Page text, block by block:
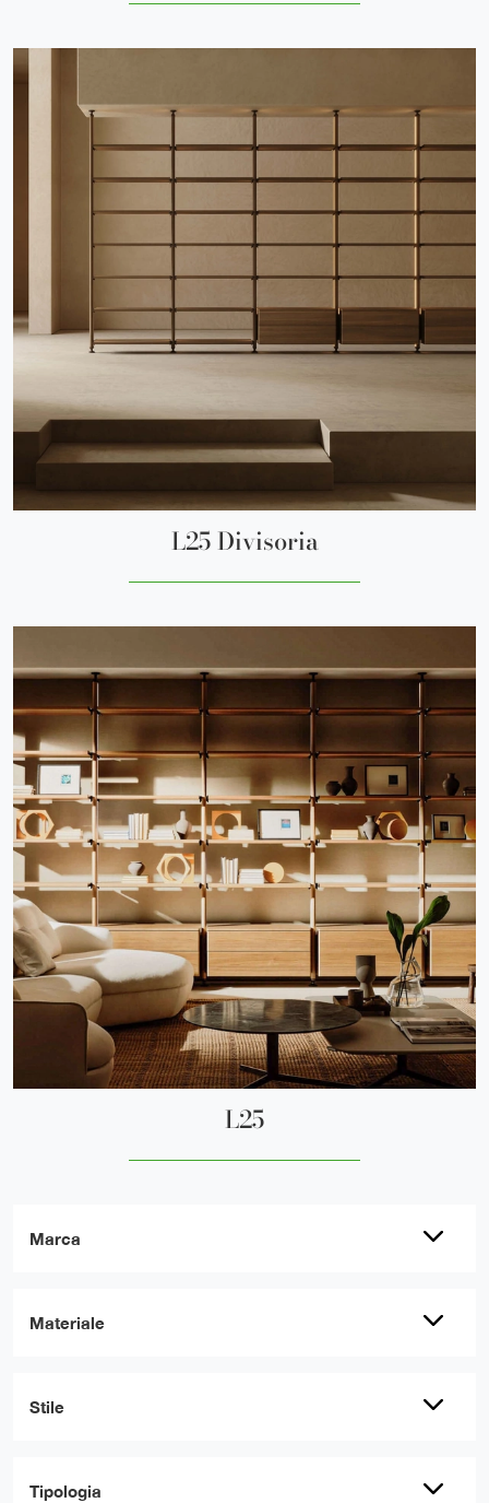
Marca
Materiale
Stile
Tipologia
L25 Divisoria
L25